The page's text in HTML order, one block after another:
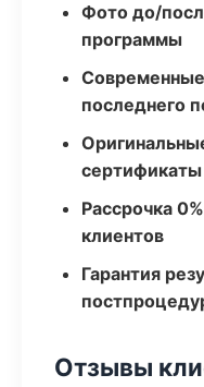
Фото до/
программы
последнего
Рассрочка
клиентов
Гарантия
Отзывы